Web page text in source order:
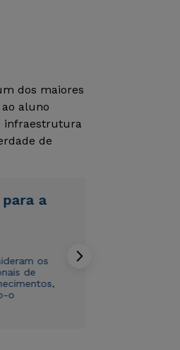
dos maiores
aluno
infraestrutura
de
a
os
de
o